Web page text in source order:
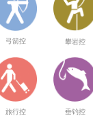
弓箭控 攀岩控
旅行控 垂钓控